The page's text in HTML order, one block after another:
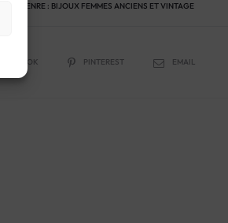
GENRE : BIJOUX FEMMES ANCIENS ET VINTAGE
FACEBOOK PINTEREST EMAIL